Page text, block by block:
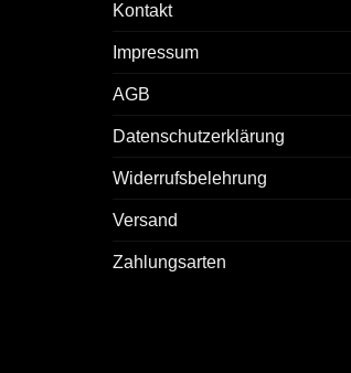
Kontakt
Impressum
AGB
Datenschutzerklärung
Widerrufsbelehrung
Versand
Zahlungsarten